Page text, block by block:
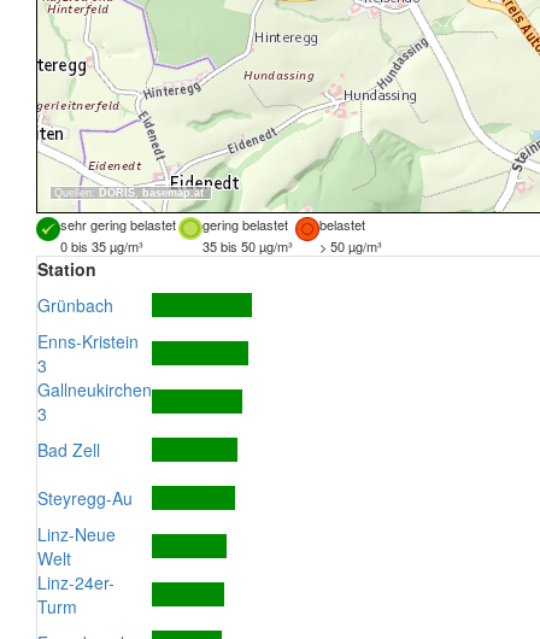
Quellen: DORIS, basemap.at
sehr gering belastet gering belastet
belastet
0 bis 35 µg/m³
35 bis 50 µg/m³ > 50 µg/m³
Station
Grünbach
Enns-Kristein
3
Gallneukirchen
3
Bad Zell
Steyregg-Au
Linz-Neue
Welt
Linz-24er-
Turm